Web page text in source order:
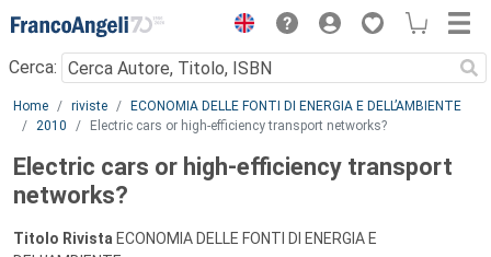
Menu
Cerca:
Main content
Home riviste
ECONOMIA DELLE FONTI DI ENERGIA E DELL’AMBIENTE
2010
Electric cars or high-efficiency transport networks?
Electric cars or high-efficiency transport
networks?
Titolo Rivista ECONOMIA DELLE FONTI DI ENERGIA E